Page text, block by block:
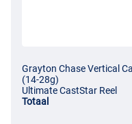
Grayton Chase Vertical
(14-28g)
Ultimate CastStar Reel
Totaal